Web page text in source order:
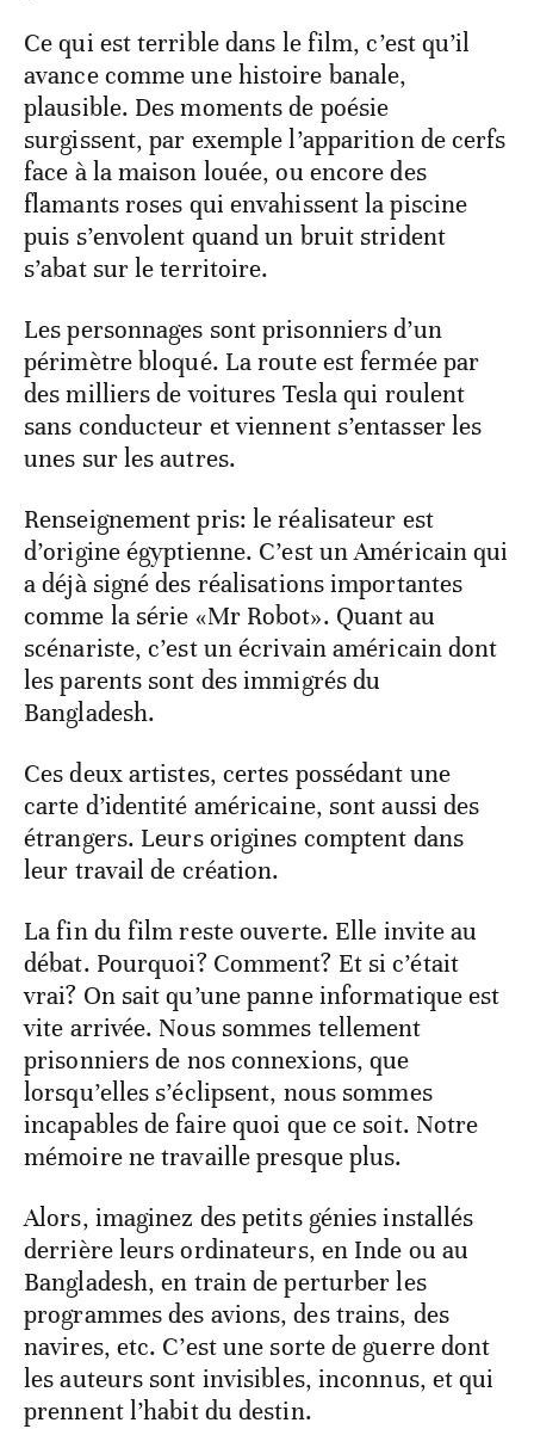
Ce qui est terrible dans le film, c’est qu’il
avance comme une histoire banale,
plausible. Des moments de poésie
surgissent, par exemple l’apparition de cerfs
face à la maison louée, ou encore des
flamants roses qui envahissent la piscine
puis s’envolent quand un bruit strident
s’abat sur le territoire.
Les personnages sont prisonniers d’un
périmètre bloqué. La route est fermée par
des milliers de voitures Tesla qui roulent
sans conducteur et viennent s’entasser les
unes sur les autres.
Renseignement pris: le réalisateur est
d’origine égyptienne. C’est un Américain qui
a déjà signé des réalisations importantes
comme la série «Mr Robot». Quant au
scénariste, c’est un écrivain américain dont
les parents sont des immigrés du
Bangladesh.
Ces deux artistes, certes possédant une
carte d’identité américaine, sont aussi des
étrangers. Leurs origines comptent dans
leur travail de création.
La fin du film reste ouverte. Elle invite au
débat. Pourquoi? Comment? Et si c’était
vrai? On sait qu’une panne informatique est
vite arrivée. Nous sommes tellement
prisonniers de nos connexions, que
lorsqu’elles s’éclipsent, nous sommes
incapables de faire quoi que ce soit. Notre
mémoire ne travaille presque plus.
Alors, imaginez des petits génies installés
derrière leurs ordinateurs, en Inde ou au
Bangladesh, en train de perturber les
programmes des avions, des trains, des
navires, etc. C’est une sorte de guerre dont
les auteurs sont invisibles, inconnus, et qui
prennent l’habit du destin.